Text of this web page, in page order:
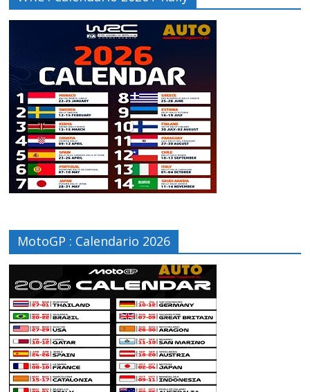
MotoGP : Calendario 2026